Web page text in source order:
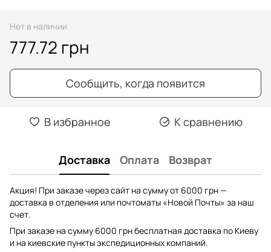
Нет в наличии
777.72 грн
Сообщить, когда появится
В избранное К сравнению
Доставка Оплата Возврат
Акция! При заказе через сайт на сумму от 6000 грн —
доставка в отделения или почтоматы «Новой Почты» за наш
счет.
При заказе на сумму 6000 грн бесплатная доставка по Киеву
и на киевские пункты экспедиционных компаний.